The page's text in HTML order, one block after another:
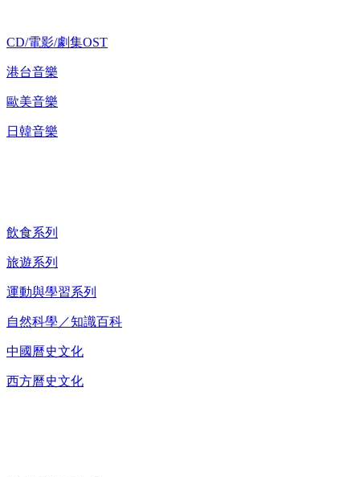
CD/電影/劇集OST
港台音樂
歐美音樂
日韓音樂
飲食系列
旅遊系列
運動與學習系列
自然科學／知識百科
中國曆史文化
西方曆史文化